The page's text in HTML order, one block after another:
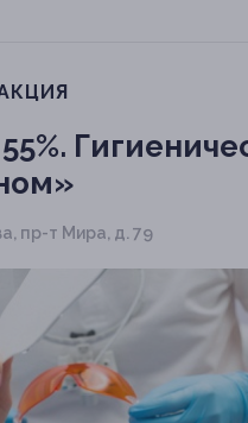
пр-т Мира, д. 79